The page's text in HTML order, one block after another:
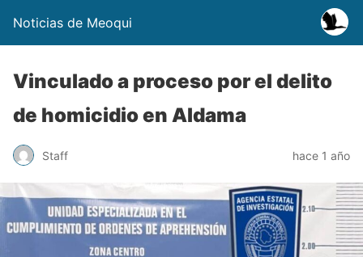
Noticias de Meoqui
Vinculado a proceso por el delito
de homicidio en Aldama
Staff hace 1 año